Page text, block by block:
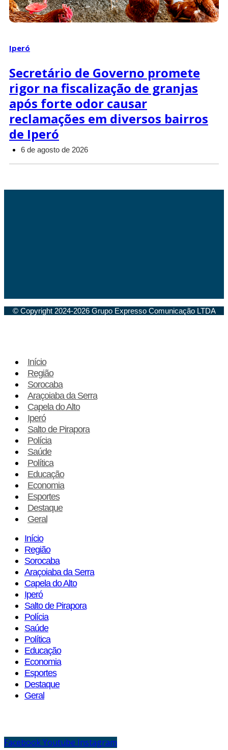
Iperó
Secretário de Governo promete
rigor na fiscalização de granjas
após forte odor causar
reclamações em diversos bairros
de Iperó
6 de agosto de 2026
© Copyright 2024-2026 Grupo Expresso Comunicação LTDA
Início
Região
Sorocaba
Araçoiaba da Serra
Capela do Alto
Iperó
Salto de Pirapora
Polícia
Saúde
Política
Educação
Economia
Esportes
Destaque
Geral
Início
Região
Sorocaba
Araçoiaba da Serra
Capela do Alto
Iperó
Salto de Pirapora
Polícia
Saúde
Política
Educação
Economia
Esportes
Destaque
Geral
FacebookYoutube Instagram